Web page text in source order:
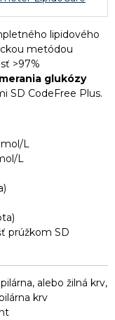
lipidového
metódou
>97%
merania glukózy
SD CodeFree Plus.
L
L
prúžkom SD
alebo žilná krv,
krv